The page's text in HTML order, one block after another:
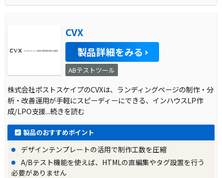
CVX
製品詳細をみる
ABテストツール
株式会社ポストスケイプのCVXは、ランディングページの制作・分
析・改善運用が手軽にスピーディーにできる、インハウスLP作
成/LPO支援...続きを読む
製品のおすすめポイント
デザインテンプレートの活用で制作工数を圧縮
A/Bテスト機能を使えば、HTMLの直編集やタグ設置を行う
必要がありません